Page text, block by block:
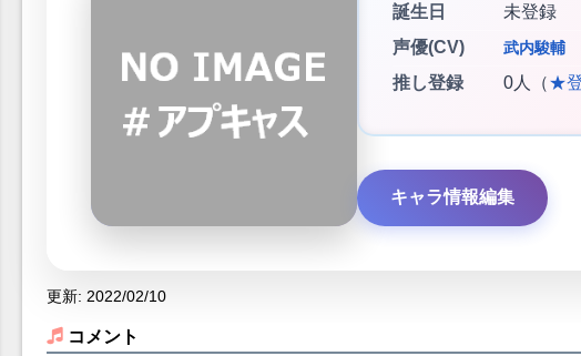
誕生日
未登録
声優(CV)
武内駿輔
推し登録 0人（★
キャラ情報編集
更新: 2022/02/10
コメント